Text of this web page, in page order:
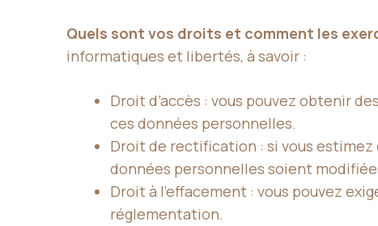
Quels sont vos droits et comment les
informatiques et libertés, à savoir :
Droit d’accès : vous pouvez obtenir
ces données personnelles.
Droit de rectification : si vous estimez
données personnelles soient
Droit à l’effacement : vous pouvez
réglementation.